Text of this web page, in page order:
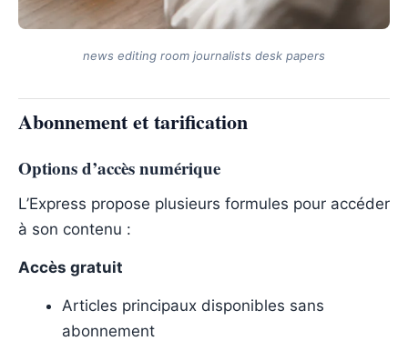
news editing room journalists desk papers
Abonnement et tarification
Options d’accès numérique
L’Express propose plusieurs formules pour accéder
à son contenu :
Accès gratuit
Articles principaux disponibles sans
abonnement